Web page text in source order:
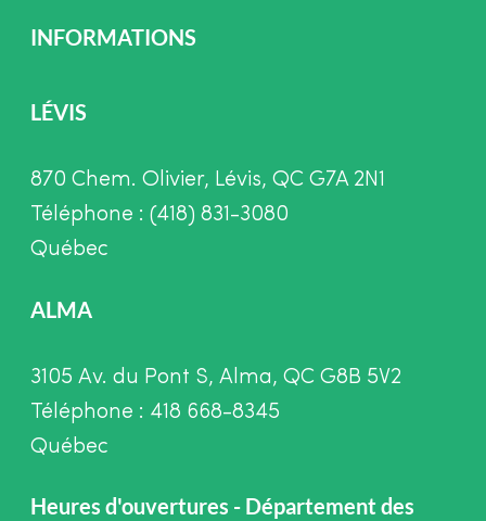
INFORMATIONS
LÉVIS
870 Chem. Olivier, Lévis, QC G7A 2N1
Téléphone : (418) 831-3080
Québec
ALMA
3105 Av. du Pont S, Alma, QC G8B 5V2
Téléphone : 418 668-8345
Québec
Heures d'ouvertures - Département des